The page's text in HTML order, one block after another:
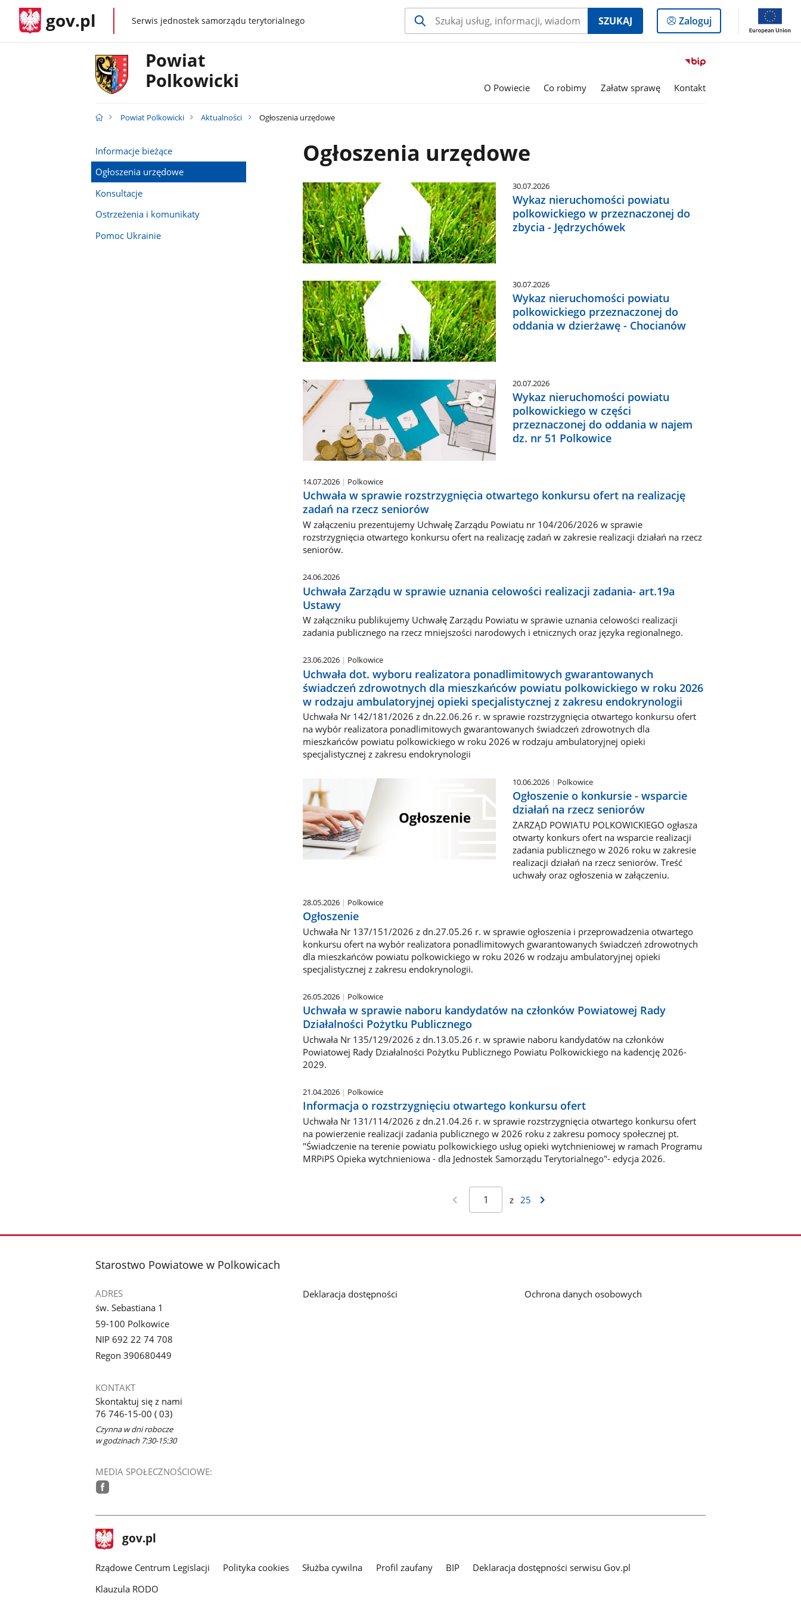
gov.pl gov.plSerwis jednostek samorządu terytorialnego SZUKAJ
Logowanie
do
Zaloguj
Przejdź
serwisu
Powiat
Polkowicki
O Powiecie Co robimy Załatw sprawę Kontakt
Powiat Polkowicki Aktualności Ogłoszenia urzędowe
Informacje bieżące
Ogłoszenia urzędowe
Konsultacje
Ostrzeżenia i komunikaty
Pomoc Ukrainie
Ogłoszenia urzędowe
30.07.2026
Wykaz nieruchomości powiatu
polkowickiego w przeznaczonej do
zbycia - Jędrzychówek
30.07.2026
Wykaz nieruchomości powiatu
polkowickiego przeznaczonej do
oddania w dzierżawę - Chocianów
20.07.2026
Wykaz nieruchomości powiatu
polkowickiego w części
przeznaczonej do oddania w najem
dz. nr 51 Polkowice
14.07.2026 Polkowice
Uchwała w sprawie rozstrzygnięcia otwartego konkursu ofert na realizację
zadań na rzecz seniorów
W załączeniu prezentujemy Uchwałę Zarządu Powiatu nr 104/206/2026 w sprawie
rozstrzygnięcia otwartego konkursu ofert na realizację zadań w zakresie realizacji działań na rzecz
seniorów.
24.06.2026
Uchwała Zarządu w sprawie uznania celowości realizacji zadania- art.19a
Ustawy
W załączniku publikujemy Uchwałę Zarządu Powiatu w sprawie uznania celowości realizacji
zadania publicznego na rzecz mniejszości narodowych i etnicznych oraz języka regionalnego.
23.06.2026 Polkowice
Uchwała dot. wyboru realizatora ponadlimitowych gwarantowanych
świadczeń zdrowotnych dla mieszkańców powiatu polkowickiego w roku 2026
w rodzaju ambulatoryjnej opieki specjalistycznej z zakresu endokrynologii
Uchwała Nr 142/181/2026 z dn.22.06.26 r. w sprawie rozstrzygnięcia otwartego konkursu ofert
na wybór realizatora ponadlimitowych gwarantowanych świadczeń zdrowotnych dla
mieszkańców powiatu polkowickiego w roku 2026 w rodzaju ambulatoryjnej opieki
specjalistycznej z zakresu endokrynologii
10.06.2026 Polkowice
Ogłoszenie o konkursie - wsparcie
działań na rzecz seniorów
ZARZĄD POWIATU POLKOWICKIEGO ogłasza
otwarty konkurs ofert na wsparcie realizacji
zadania publicznego w 2026 roku w zakresie
realizacji działań na rzecz seniorów. Treść
uchwały oraz ogłoszenia w załączeniu.
28.05.2026 Polkowice
Ogłoszenie
Uchwała Nr 137/151/2026 z dn.27.05.26 r. w sprawie ogłoszenia i przeprowadzenia otwartego
konkursu ofert na wybór realizatora ponadlimitowych gwarantowanych świadczeń zdrowotnych
dla mieszkańców powiatu polkowickiego w roku 2026 w rodzaju ambulatoryjnej opieki
specjalistycznej z zakresu endokrynologii.
26.05.2026 Polkowice
Uchwała w sprawie naboru kandydatów na członków Powiatowej Rady
Działalności Pożytku Publicznego
Uchwała Nr 135/129/2026 z dn.13.05.26 r. w sprawie naboru kandydatów na członków
Powiatowej Rady Działalności Pożytku Publicznego Powiatu Polkowickiego na kadencję 2026-
2029.
21.04.2026 Polkowice
Informacja o rozstrzygnięciu otwartego konkursu ofert
Uchwała Nr 131/114/2026 z dn.21.04.26 r. w sprawie rozstrzygnięcia otwartego konkursu ofert
na powierzenie realizacji zadania publicznego w 2026 roku z zakresu pomocy społecznej pt.
"Świadczenie na terenie powiatu polkowickiego usług opieki wytchnieniowej w ramach Programu
MRPiPS Opieka wytchnieniowa - dla Jednostek Samorządu Terytorialnego"- edycja 2026.
z 25
stopka
Starostwo Powiatowe w Polkowicach
ADRES
św. Sebastiana 1
59-100 Polkowice
NIP 692 22 74 708
Regon 390680449
KONTAKT
Skontaktuj się z nami
76 746-15-00 ( 03)
Czynna w dni robocze
w godzinach 7:30-15:30
MEDIA SPOŁECZNOŚCIOWE:
Deklaracja dostępności Ochrona danych osobowych
stopka
gov.pl Strona
gov.pl
Rządowe Centrum Legislacji Polityka cookies Służba cywilna Profil zaufany BIP
Deklaracja dostępności serwisu Gov.pl
Klauzula RODO